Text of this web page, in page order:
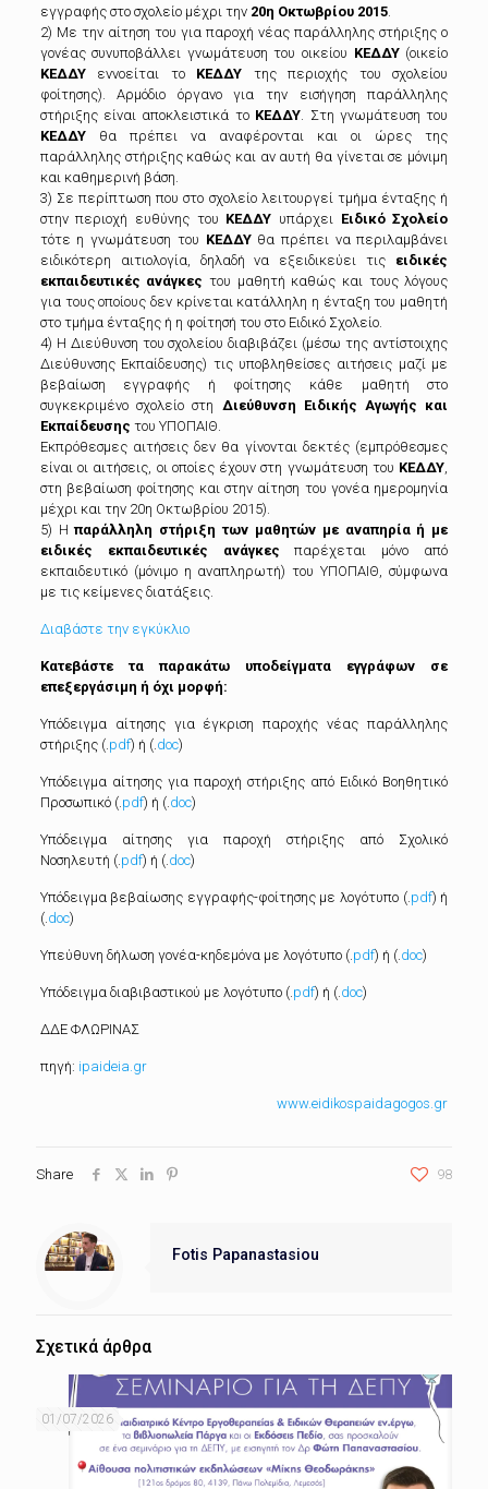
εγγραφής στο σχολείο μέχρι την 20η Οκτωβρίου 2015.
2) Με την αίτηση του για παροχή νέας παράλληλης στήριξης ο
γονέας συνυποβάλλει γνωμάτευση του οικείου ΚΕΔΔΥ(οικείο
ΚΕΔΔΥεννοείται το ΚΕΔΔΥ της περιοχής του σχολείου
φοίτησης). Αρμόδιο όργανο για την εισήγηση παράλληλης
στήριξης είναι αποκλειστικά το ΚΕΔΔΥ . Στη γνωμάτευση του
ΚΕΔΔΥθα πρέπει να αναφέρονται και οι ώρες της
παράλληλης στήριξης καθώς και αν αυτή θα γίνεται σε μόνιμη
και καθημερινή βάση.
3) Σε περίπτωση που στο σχολείο λειτουργεί τμήμα ένταξης ή
στην περιοχή ευθύνης του ΚΕΔΔΥ υπάρχει Ειδικό Σχολείο
τότε η γνωμάτευση του ΚΕΔΔΥθα πρέπει να περιλαμβάνει
ειδικότερη αιτιολογία, δηλαδή να εξειδικεύει τις ειδικές
εκπαιδευτικές ανάγκες του μαθητή καθώς και τους λόγους
για τους οποίους δεν κρίνεται κατάλληλη η ένταξη του μαθητή
στο τμήμα ένταξης ή η φοίτησή του στο Ειδικό Σχολείο.
4) Η Διεύθυνση του σχολείου διαβιβάζει (μέσω της αντίστοιχης
Διεύθυνσης Εκπαίδευσης) τις υποβληθείσες αιτήσεις μαζί με
βεβαίωση εγγραφής ή φοίτησης κάθε μαθητή στο
συγκεκριμένο σχολείο στη Διεύθυνση Ειδικής Αγωγής και
Εκπαίδευσης του ΥΠΟΠΑΙΘ.
Εκπρόθεσμες αιτήσεις δεν θα γίνονται δεκτές (εμπρόθεσμες
είναι οι αιτήσεις, οι οποίες έχουν στη γνωμάτευση του ΚΕΔΔΥ
στη βεβαίωση φοίτησης και στην αίτηση του γονέα ημερομηνία
μέχρι και την 20η Οκτωβρίου 2015).
5) Ηπαράλληλη στήριξη των μαθητών με αναπηρία ή με
ειδικές εκπαιδευτικές ανάγκες παρέχεται μόνο από
εκπαιδευτικό (μόνιμο η αναπληρωτή) του ΥΠΟΠΑΙΘ, σύμφωνα
με τις κείμενες διατάξεις.
Διαβάστε την εγκύκλιο
Κατεβάστε τα παρακάτω υποδείγματα εγγράφων σε
επεξεργάσιμη ή όχι μορφή:
Υπόδειγμα αίτησης για έγκριση παροχής νέας παράλληλης
στήριξης (. pdf) ή (. doc)
Υπόδειγμα αίτησης για παροχή στήριξης από Ειδικό Βοηθητικό
Προσωπικό (. pdf) ή (. doc)
Υπόδειγμα αίτησης για παροχή στήριξης από Σχολικό
Νοσηλευτή (. pdf) ή (. doc)
Υπόδειγμα βεβαίωσης εγγραφής-φοίτησης με λογότυπο (. pdf) ή
(. doc)
Υπεύθυνη δήλωση γονέα-κηδεμόνα με λογότυπο (. pdf) ή (. doc)
Υπόδειγμα διαβιβαστικού με λογότυπο (. pdf) ή (. doc)
ΔΔΕ ΦΛΩΡΙΝΑΣ
πηγή: ipaideia.gr
www.eidikospaidagogos.gr
Share 98
Fotis Papanastasiou
Σχετικά άρθρα
01/07/2026